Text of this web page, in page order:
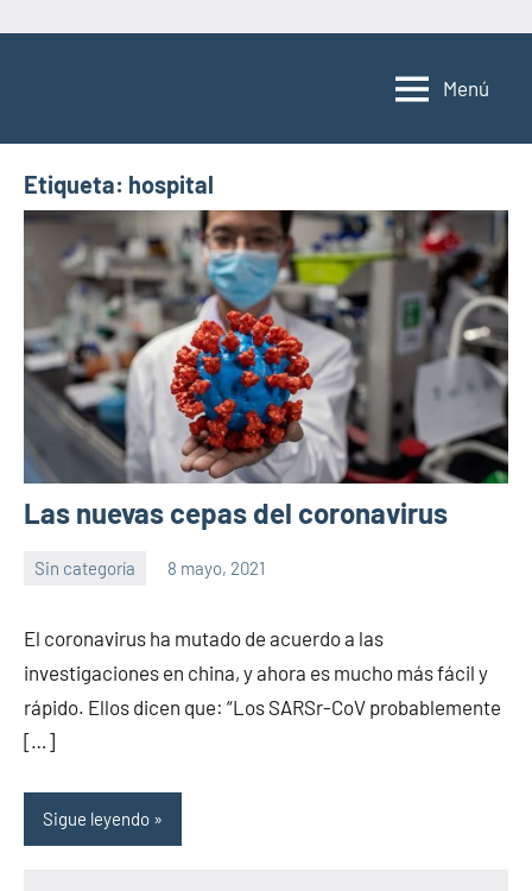
Menú
Etiqueta: hospital
Las nuevas cepas del coronavirus
Sin categoría 8 mayo, 2021
la
salud
comentarios
El coronavirus ha mutado de acuerdo a las
investigaciones en china, y ahora es mucho más fácil y
rápido. Ellos dicen que: “Los SARSr-CoV probablemente
[…]
Sigue leyendo